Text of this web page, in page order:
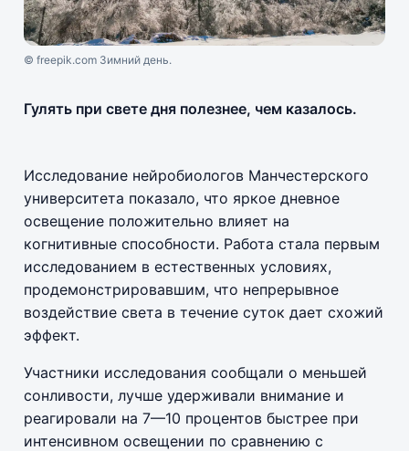
© freepik.com Зимний день.
Гулять при свете дня полезнее, чем казалось.
Исследование нейробиологов Манчестерского
университета показало, что яркое дневное
освещение положительно влияет на
когнитивные способности. Работа стала первым
исследованием в естественных условиях,
продемонстрировавшим, что непрерывное
воздействие света в течение суток дает схожий
эффект.
Участники исследования сообщали о меньшей
сонливости, лучше удерживали внимание и
реагировали на 7—10 процентов быстрее при
интенсивном освещении по сравнению с